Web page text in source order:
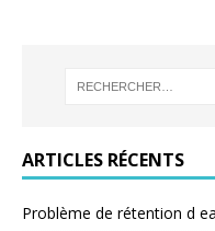
ARTICLES RÉCENTS
Problème de rétention d